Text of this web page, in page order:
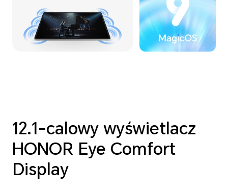
12.1-calowywyświetlacz
HONOR Eye Comfort
Display